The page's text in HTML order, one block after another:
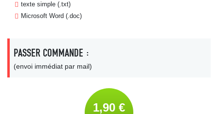
texte simple (.txt)
Microsoft Word (.doc)
PASSER COMMANDE :
(envoi immédiat par mail)
1,90 €